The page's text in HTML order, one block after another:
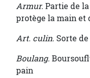
Armur. Partie de
protège la main et
Art. culin. Sorte
Boulang.
pain